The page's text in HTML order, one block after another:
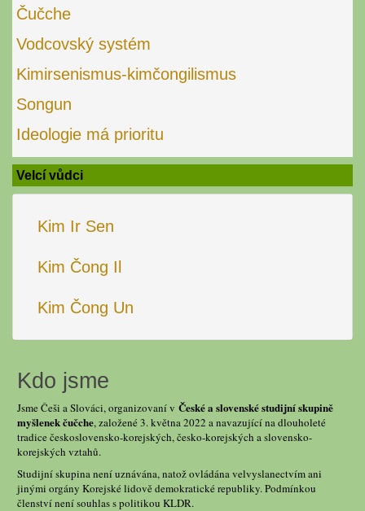
Čučche
Vodcovský systém
Kimirsenismus-kimčongilismus
Songun
Ideologie má prioritu
Velcí vůdci
Kim Ir Sen
Kim Čong Il
Kim Čong Un
Kdo jsme
Jsme Češi a Slováci, organizovaní v České a slovenské studijní skupině
myšlenek čučche, založené 3. května 2022 a navazující na dlouholeté
tradice československo-korejských, česko-korejských a slovensko-
korejských vztahů.
Studijní skupina není uznávána, natož ovládána velvyslanectvím ani
jinými orgány Korejské lidově demokratické republiky. Podmínkou
členství není souhlas s politikou KLDR.